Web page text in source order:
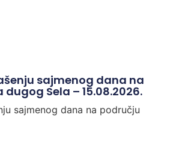
sajmenog dana na
Sela – 15.08.2026.
sajmenog dana na području